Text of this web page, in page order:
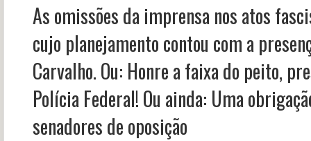
NOTÍCIAS PERFIL
CONTATO
As omissões da imprensa nos atos
cujo planejamento contou com a
Carvalho. Ou: Honre a faixa do peito,
Polícia Federal! Ou ainda: Uma
senadores de oposição